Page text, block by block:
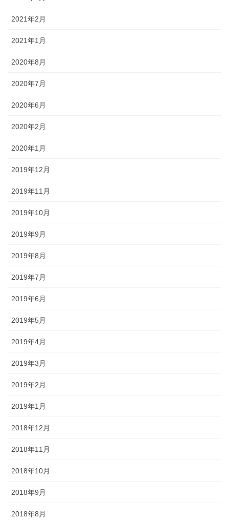
2021年2月
2021年1月
2020年8月
2020年7月
2020年6月
2020年2月
2020年1月
2019年12月
2019年11月
2019年10月
2019年9月
2019年8月
2019年7月
2019年6月
2019年5月
2019年4月
2019年3月
2019年2月
2019年1月
2018年12月
2018年11月
2018年10月
2018年9月
2018年8月